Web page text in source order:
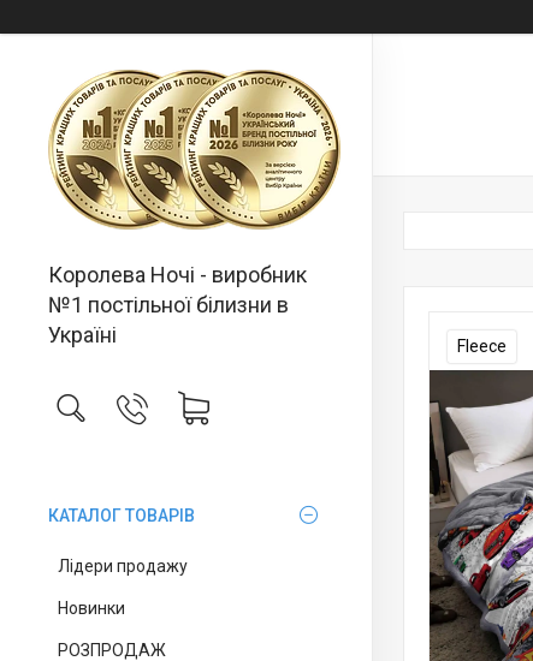
Королева Ночі - виробник
№1 постільної білизни в
Україні
КАТАЛОГ ТОВАРІВ
Лідери продажу
Новинки
РОЗПРОДАЖ
Fleece